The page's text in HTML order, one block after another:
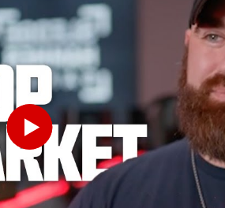
DE NASCIMENTO
Enviar
Play